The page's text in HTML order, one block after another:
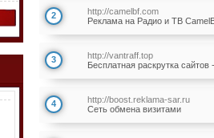
2
http://camelbf.com
Реклама на Радио и ТВ
3
http://vantraff.top
Бесплатная раскрутка сайтов
4
http://boost.reklama-sar.ru
Сеть обмена визитами